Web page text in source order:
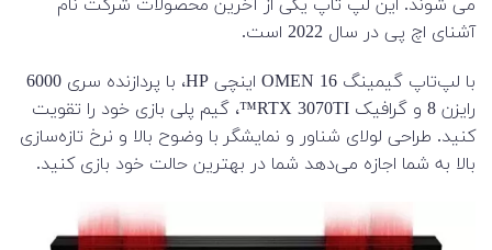
می شوند. این لپ تاپ یکی از آخرین محصولات شرکت نام
آشنای اچ پی در سال 2022 است.
با لپ‌تاپ گیمینگ OMEN 16 اینچی HP، با پردازنده سری 6000
رایزن 8 و گرافیک RTX 3070TI™، گیم پلی بازی خود را تقویت
کنید. طراحی لولای شناور و نمایشگر با وضوح بالا و نرخ تازه‌سازی
بالا به شما اجازه می‌دهد شما در بهترین حالت خود بازی کنید.